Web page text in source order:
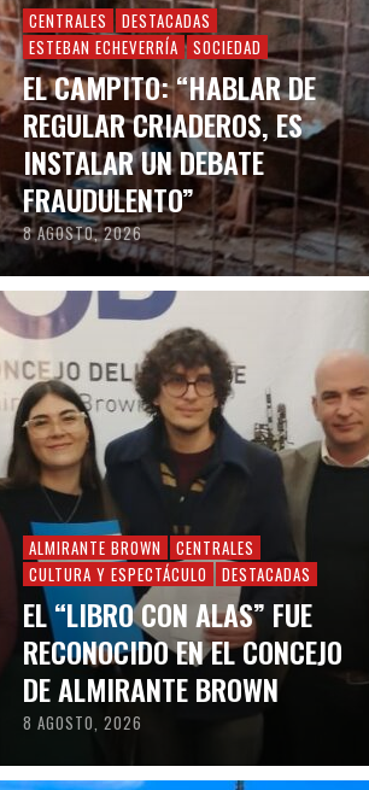
CENTRALES
DESTACADAS
ESTEBAN ECHEVERRÍA
SOCIEDAD
EL CAMPITO: “HABLAR DE
REGULAR CRIADEROS, ES
INSTALAR UN DEBATE
FRAUDULENTO”
8 AGOSTO, 2026
ALMIRANTE BROWN
CENTRALES
CULTURA Y ESPECTÁCULO
DESTACADAS
EL “LIBRO CON ALAS” FUE
RECONOCIDO EN EL CONCEJO
DE ALMIRANTE BROWN
8 AGOSTO, 2026